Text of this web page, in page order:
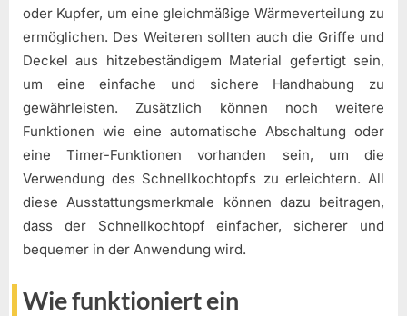
oder Kupfer, um eine gleichmäßige Wärmeverteilung zu
ermöglichen. Des Weiteren sollten auch die Griffe und
Deckel aus hitzebeständigem Material gefertigt sein,
um eine einfache und sichere Handhabung zu
gewährleisten. Zusätzlich können noch weitere
Funktionen wie eine automatische Abschaltung oder
eine Timer-Funktionen vorhanden sein, um die
Verwendung des Schnellkochtopfs zu erleichtern. All
diese Ausstattungsmerkmale können dazu beitragen,
dass der Schnellkochtopf einfacher, sicherer und
bequemer in der Anwendung wird.
Wie funktioniert ein